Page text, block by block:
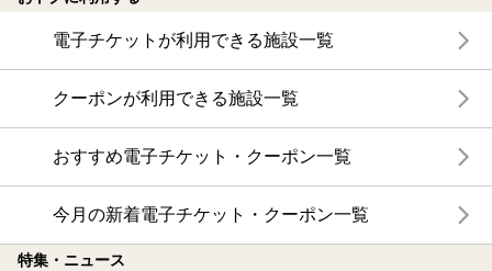
電子チケットが利用できる施設一覧
クーポンが利用できる施設一覧
おすすめ電子チケット・クーポン一覧
今月の新着電子チケット・クーポン一覧
特集・ニュース